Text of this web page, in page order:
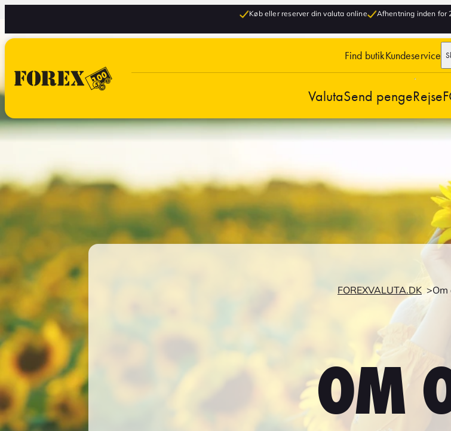
Køb eller reserver din valuta online Afhentning inden for
Find butikKundeservice
ValutaSend pengeRejse
FOREXVALUTA.DK Om
OM